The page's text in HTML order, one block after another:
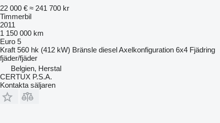
22 000 € ≈ 241 700 kr
Timmerbil
2011
1 150 000 km
Euro 5
Kraft 560 hk (412 kW) Bränsle dieselAxelkonfiguration 6x4 Fjädring
fjäder/fjäder
Belgien, Herstal
CERTUX P.S.A.
Kontakta säljaren